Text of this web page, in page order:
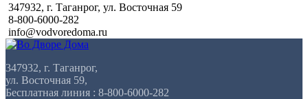
347932, г. Таганрог, ул. Восточная 59
8-800-6000-282
info@vodvoredoma.ru
347932, г. Таганрог,
ул. Восточная 59,
Бесплатная линия : 8-800-6000-282